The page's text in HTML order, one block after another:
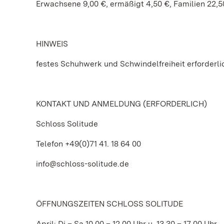
Erwachsene 9,00 €, ermäßigt 4,50 €, Familien
HINWEIS
festes Schuhwerk und Schwindelfreiheit
KONTAKT UND ANMELDUNG (ERFORDERLICH)
Schloss Solitude
Telefon +49(0)71 41. 18 64 00
info@schloss-solitude.de
ÖFFNUNGSZEITEN SCHLOSS SOLITUDE